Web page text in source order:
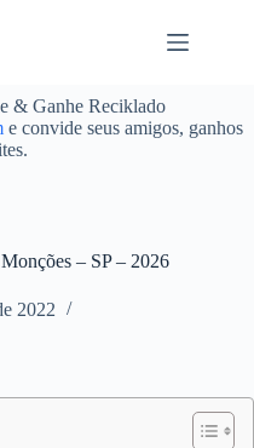
& Ganhe Reciklado
e convide seus amigos, ganhos
– SP – 2026
2022